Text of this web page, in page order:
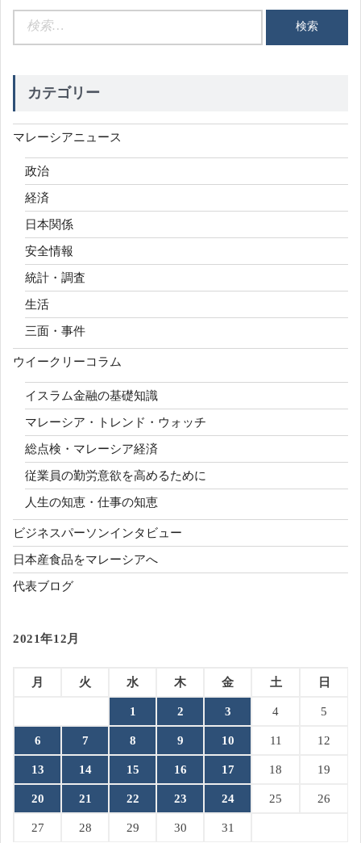
カテゴリー
マレーシアニュース
政治
経済
日本関係
安全情報
統計・調査
生活
三面・事件
ウイークリーコラム
イスラム金融の基礎知識
マレーシア・トレンド・ウォッチ
総点検・マレーシア経済
従業員の勤労意欲を高めるために
人生の知恵・仕事の知恵
ビジネスパーソンインタビュー
日本産食品をマレーシアへ
代表ブログ
2021年12月
月 火 水 木 金 土 日
1 2 3 4 5
6 7 8 9 10 11 12
13 14 15 16 17 18 19
20 21 22 23 24 25 26
27 28 29 30
31